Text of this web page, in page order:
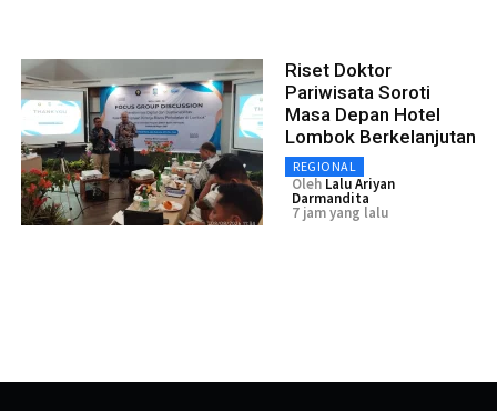
Riset Doktor
Pariwisata Soroti
Masa Depan Hotel
Lombok Berkelanjutan
REGIONAL
Oleh Lalu Ariyan
Darmandita
7 jam yang lalu